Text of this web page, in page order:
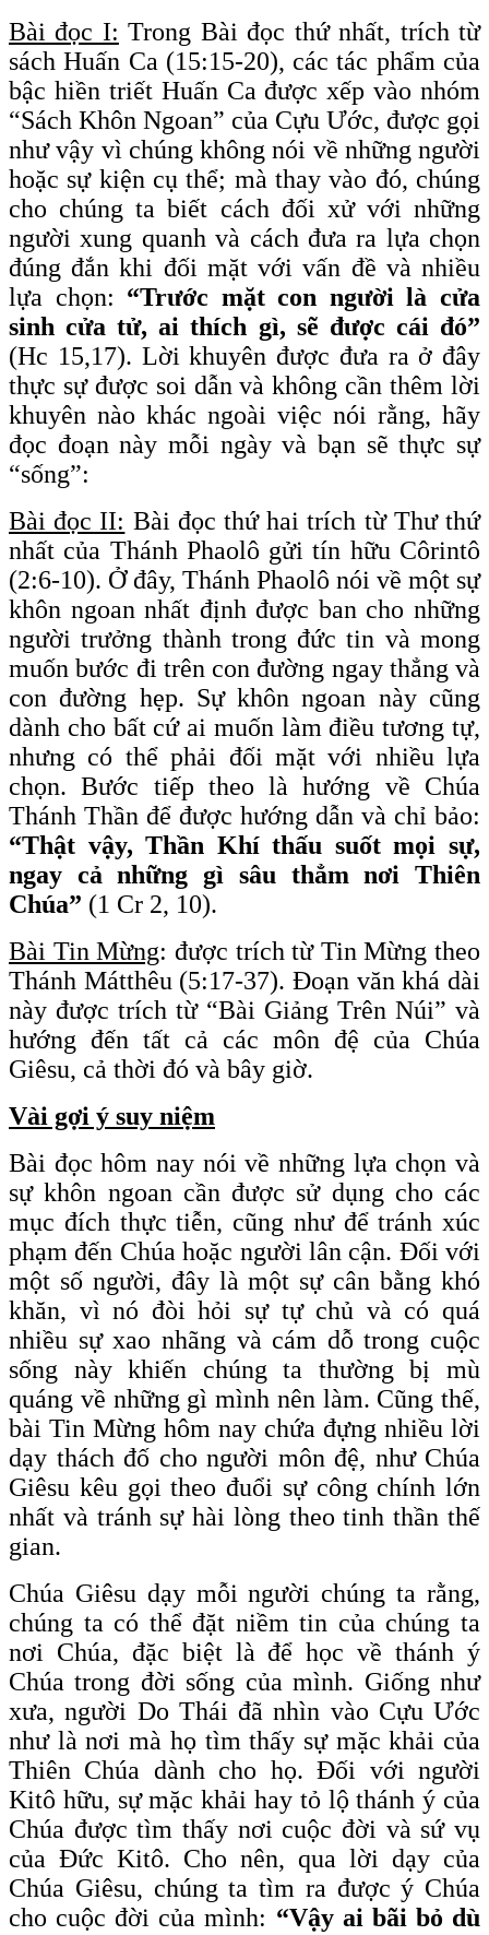
Bài đọc I: Trong Bài đọc thứ nhất, trích từ
sách Huấn Ca (15:15-20), các tác phẩm của
bậc hiền triết Huấn Ca được xếp vào nhóm
“Sách Khôn Ngoan” của Cựu Ước, được gọi
như vậy vì chúng không nói về những người
hoặc sự kiện cụ thể; mà thay vào đó, chúng
cho chúng ta biết cách đối xử với những
người xung quanh và cách đưa ra lựa chọn
đúng đắn khi đối mặt với vấn đề và nhiều
lựa chọn: “Trước mặt con người là cửa
sinh cửa tử, ai thích gì, sẽ được cái đó”
(Hc 15,17). Lời khuyên được đưa ra ở đây
thực sự được soi dẫn và không cần thêm lời
khuyên nào khác ngoài việc nói rằng, hãy
đọc đoạn này mỗi ngày và bạn sẽ thực sự
“sống”:
Bài đọc II: Bài đọc thứ hai trích từ Thư thứ
nhất của Thánh Phaolô gửi tín hữu Côrintô
(2:6-10). Ở đây, Thánh Phaolô nói về một sự
khôn ngoan nhất định được ban cho những
người trưởng thành trong đức tin và mong
muốn bước đi trên con đường ngay thẳng và
con đường hẹp. Sự khôn ngoan này cũng
dành cho bất cứ ai muốn làm điều tương tự,
nhưng có thể phải đối mặt với nhiều lựa
chọn. Bước tiếp theo là hướng về Chúa
Thánh Thần để được hướng dẫn và chỉ bảo:
“Thật vậy, Thần Khí thấu suốt mọi sự,
ngay cả những gì sâu thẳm nơi Thiên
Chúa” (1 Cr 2, 10).
Bài Tin Mừng: được trích từ Tin Mừng theo
Thánh Mátthêu (5:17-37). Đoạn văn khá dài
này được trích từ “Bài Giảng Trên Núi” và
hướng đến tất cả các môn đệ của Chúa
Giêsu, cả thời đó và bây giờ.
Vài gợi ý suy niệm
Bài đọc hôm nay nói về những lựa chọn và
sự khôn ngoan cần được sử dụng cho các
mục đích thực tiễn, cũng như để tránh xúc
phạm đến Chúa hoặc người lân cận. Đối với
một số người, đây là một sự cân bằng khó
khăn, vì nó đòi hỏi sự tự chủ và có quá
nhiều sự xao nhãng và cám dỗ trong cuộc
sống này khiến chúng ta thường bị mù
quáng về những gì mình nên làm. Cũng thế,
bài Tin Mừng hôm nay chứa đựng nhiều lời
dạy thách đố cho người môn đệ, như Chúa
Giêsu kêu gọi theo đuổi sự công chính lớn
nhất và tránh sự hài lòng theo tinh thần thế
gian.
Chúa Giêsu dạy mỗi người chúng ta rằng,
chúng ta có thể đặt niềm tin của chúng ta
nơi Chúa, đặc biệt là để học về thánh ý
Chúa trong đời sống của mình. Giống như
xưa, người Do Thái đã nhìn vào Cựu Ước
như là nơi mà họ tìm thấy sự mặc khải của
Thiên Chúa dành cho họ. Đối với người
Kitô hữu, sự mặc khải hay tỏ lộ thánh ý của
Chúa được tìm thấy nơi cuộc đời và sứ vụ
của Đức Kitô. Cho nên, qua lời dạy của
Chúa Giêsu, chúng ta tìm ra được ý Chúa
cho cuộc đời của mình: “Vậy ai bãi bỏ dù